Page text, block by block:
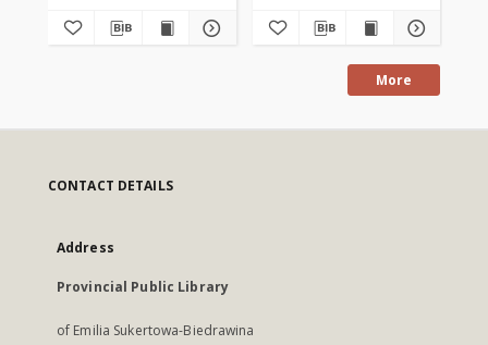
More
CONTACT DETAILS
Address
Provincial Public Library
of Emilia Sukertowa-Biedrawina